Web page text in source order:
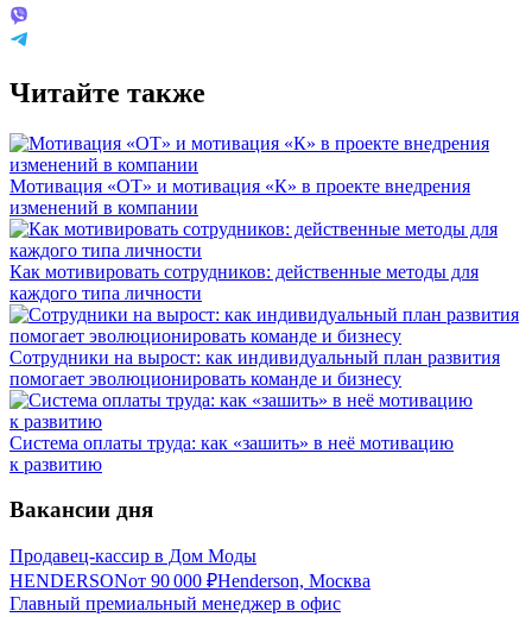
Читайте также
Мотивация «ОТ» и мотивация «К» в проекте внедрения
изменений в компании
Как мотивировать сотрудников: действенные методы для
каждого типа личности
Сотрудники на вырост: как индивидуальный план развития
помогает эволюционировать команде и бизнесу
Система оплаты труда: как «зашить» в неё мотивацию
к развитию
Вакансии дня
Продавец-кассир в Дом Моды
HENDERSONот 90 000 ₽Henderson, Москва
Главный премиальный менеджер в офис